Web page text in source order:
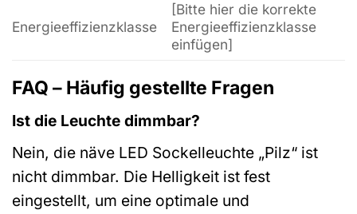
Energieeffizienzklasse
[Bitte hier die korrekte
Energieeffizienzklasse
einfügen]
FAQ – Häufig gestellte Fragen
Ist die Leuchte dimmbar?
Nein, die näve LED Sockelleuchte „Pilz“ ist
nicht dimmbar. Die Helligkeit ist fest
eingestellt, um eine optimale und